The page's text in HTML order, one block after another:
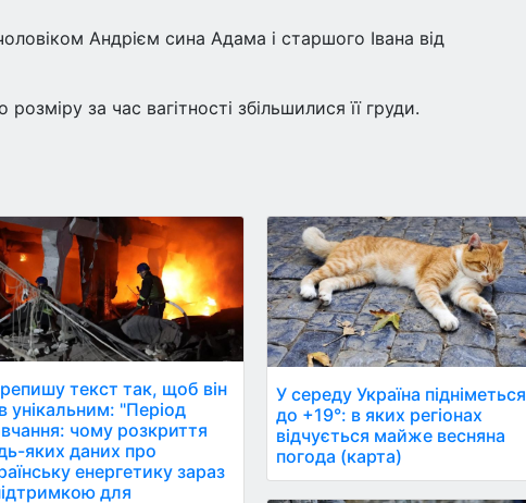
Андрієм сина Адама і старшого Івана від
за час вагітності збільшилися її груди.
текст так, щоб він
"Період
чому розкриття
яких даних про
енергетику зараз
для
У середу Україна підніметься
до +19°: в яких регіонах
відчується майже весняна
погода (карта)